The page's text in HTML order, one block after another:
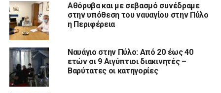
Αθόρυβα και με σεβασμό συνέδραμε
στην υπόθεση του ναυαγίου στην Πύλο
η Περιφέρεια
Ναυάγιο στην Πύλο: Από 20 έως 40
ετών οι 9 Αιγύπτιοι διακινητές –
Βαρύτατες οι κατηγορίες